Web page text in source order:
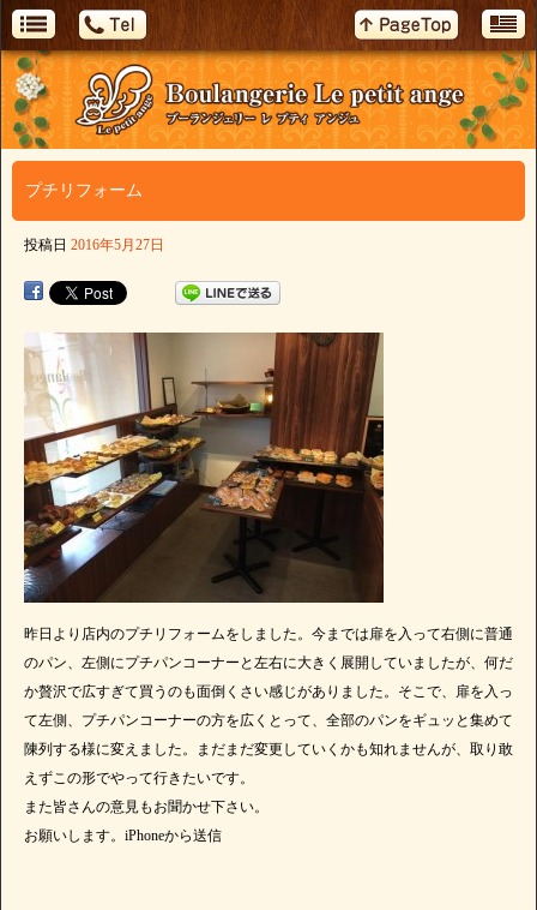
プチリフォーム
投稿日 2016年5月27日
昨日より店内のプチリフォームをしました。今までは扉を入って右側に普通
のパン、左側にプチパンコーナーと左右に大きく展開していましたが、何だ
か贅沢で広すぎて買うのも面倒くさい感じがありました。そこで、扉を入っ
て左側、プチパンコーナーの方を広くとって、全部のパンをギュッと集めて
陳列する様に変えました。まだまだ変更していくかも知れませんが、取り敢
えずこの形でやって行きたいです。
また皆さんの意見もお聞かせ下さい。
お願いします。iPhoneから送信